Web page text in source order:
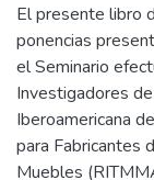
El presente libro
ponencias
el Seminario
Investigadores
Iberoamericana
para Fabricantes
Muebles